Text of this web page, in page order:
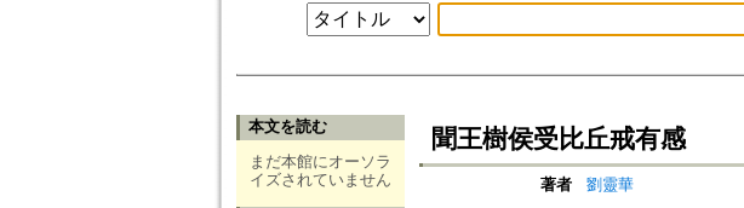
本文を読む
まだ本館にオーソラ
イズされていません
聞王樹侯受比丘戒有感
著者
劉靈華